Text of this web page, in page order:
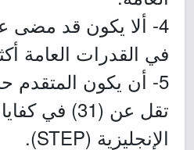
4- ألا يكون قد مضى
في القدرات العامة أكثر من
5- أن يكون المتقدم
تقل عن (31) في
الإنجليزية (STEP).